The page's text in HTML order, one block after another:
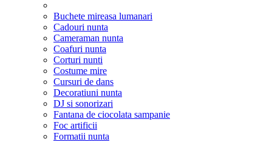
Buchete mireasa lumanari
Cadouri nunta
Cameraman nunta
Coafuri nunta
Corturi nunti
Costume mire
Cursuri de dans
Decoratiuni nunta
DJ si sonorizari
Fantana de ciocolata sampanie
Foc artificii
Formatii nunta